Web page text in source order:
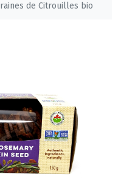
de Citrouilles bio